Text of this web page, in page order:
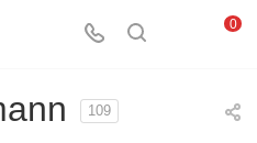
0
109